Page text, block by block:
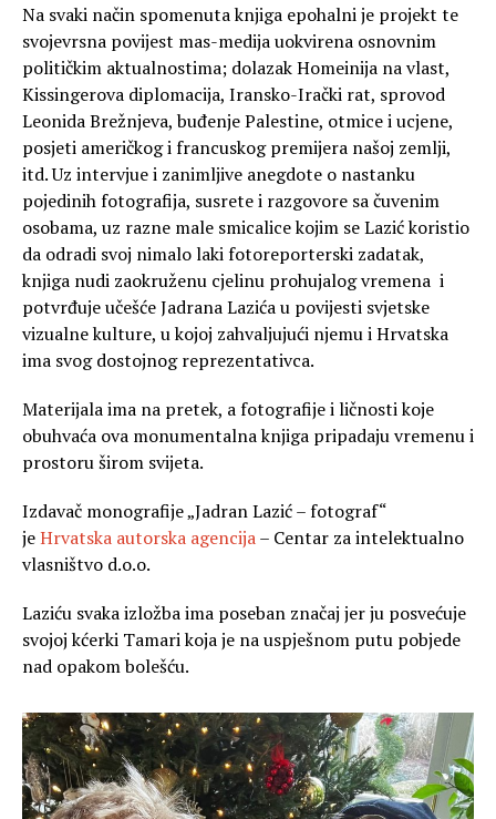
Na svaki način spomenuta knjiga epohalni je projekt te
svojevrsna povijest mas-medija uokvirena osnovnim
političkim aktualnostima; dolazak Homeinija na vlast,
Kissingerova diplomacija, Iransko-Irački rat, sprovod
Leonida Brežnjeva, buđenje Palestine, otmice i ucjene,
posjeti američkog i francuskog premijera našoj zemlji,
itd. Uz intervjue i zanimljive anegdote o nastanku
pojedinih fotografija, susrete i razgovore sa čuvenim
osobama, uz razne male smicalice kojim se Lazić koristio
da odradi svoj nimalo laki fotoreporterski zadatak,
knjiga nudi zaokruženu cjelinu prohujalog vremena i
potvrđuje učešće Jadrana Lazića u povijesti svjetske
vizualne kulture, u kojoj zahvaljujući njemu i Hrvatska
ima svog dostojnog reprezentativca.
Materijala ima na pretek, a fotografije i ličnosti koje
obuhvaća ova monumentalna knjiga pripadaju vremenu i
prostoru širom svijeta.
Izdavač monografije „Jadran Lazić – fotograf“
jeHrvatska autorska agencija– Centar za intelektualno
vlasništvo d.o.o.
Laziću svaka izložba ima poseban značaj jer ju posvećuje
svojoj kćerki Tamari koja je na uspješnom putu pobjede
nad opakom bolešću.